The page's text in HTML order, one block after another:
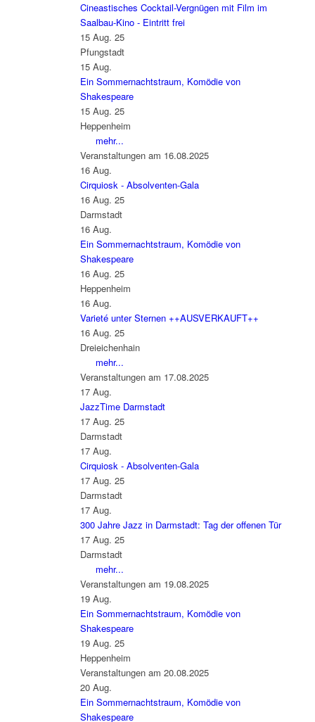
Cineastisches Cocktail-Vergnügen mit Film im
Saalbau-Kino - Eintritt frei
15 Aug. 25
Pfungstadt
15 Aug.
Ein Sommernachtstraum, Komödie von
Shakespeare
15 Aug. 25
Heppenheim
mehr...
Veranstaltungen am 16.08.2025
16 Aug.
Cirquiosk - Absolventen-Gala
16 Aug. 25
Darmstadt
16 Aug.
Ein Sommernachtstraum, Komödie von
Shakespeare
16 Aug. 25
Heppenheim
16 Aug.
Varieté unter Sternen ++AUSVERKAUFT++
16 Aug. 25
Dreieichenhain
mehr...
Veranstaltungen am 17.08.2025
17 Aug.
JazzTime Darmstadt
17 Aug. 25
Darmstadt
17 Aug.
Cirquiosk - Absolventen-Gala
17 Aug. 25
Darmstadt
17 Aug.
300 Jahre Jazz in Darmstadt: Tag der offenen Tür
17 Aug. 25
Darmstadt
mehr...
Veranstaltungen am 19.08.2025
19 Aug.
Ein Sommernachtstraum, Komödie von
Shakespeare
19 Aug. 25
Heppenheim
Veranstaltungen am 20.08.2025
20 Aug.
Ein Sommernachtstraum, Komödie von
Shakespeare